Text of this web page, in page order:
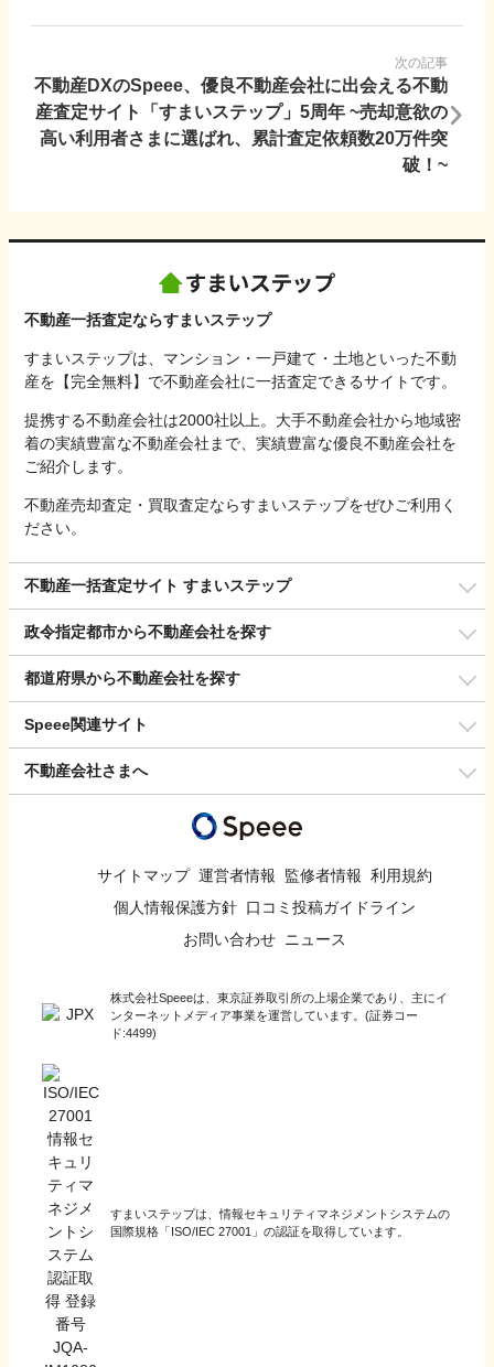
次の記事
不動産DXのSpeee、優良不動産会社に出会える不動
産査定サイト「すまいステップ」5周年 ~売却意欲の
高い利用者さまに選ばれ、累計査定依頼数20万件突
破！~
不動産一括査定ならすまいステップ
すまいステップは、マンション・一戸建て・土地といった不動
産を【完全無料】で不動産会社に一括査定できるサイトです。
提携する不動産会社は2000社以上。大手不動産会社から地域密
着の実績豊富な不動産会社まで、実績豊富な優良不動産会社を
ご紹介します。
不動産売却査定・買取査定ならすまいステップをぜひご利用く
ださい。
不動産一括査定サイト すまいステップ
政令指定都市から不動産会社を探す
都道府県から不動産会社を探す
Speee関連サイト
不動産会社さまへ
サイトマップ 運営者情報 監修者情報 利用規約
個人情報保護方針 口コミ投稿ガイドライン
お問い合わせ ニュース
株式会社Speeeは、東京証券取引所の上場企業であり、主にイ
ンターネットメディア事業を運営しています。(証券コー
ド:4499)
すまいステップは、情報セキュリティマネジメントシステムの
国際規格「ISO/IEC 27001」の認証を取得しています。